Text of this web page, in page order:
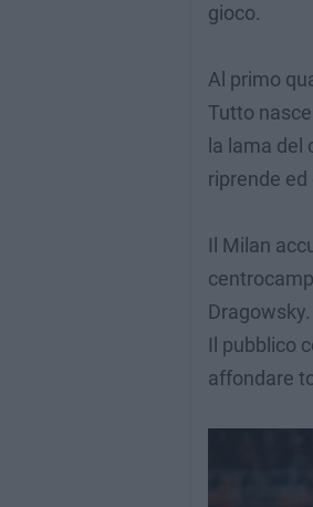
gioco.
Al primo
Tutto
la lama
riprende ed
Il Milan
Dragowsky.
Il pubblico
affondare